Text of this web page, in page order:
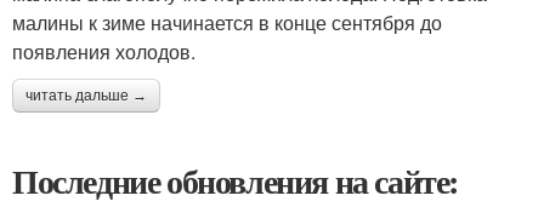
малины к зиме начинается в конце сентября до
появления холодов.
читать дальше →
Последние обновления на сайте: